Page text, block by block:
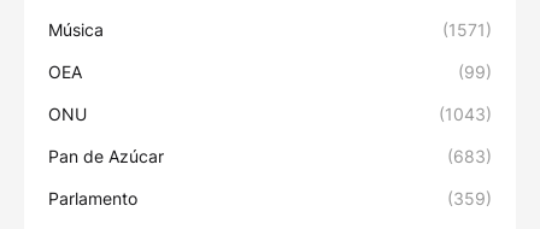
Música (1571)
OEA (99)
ONU (1043)
Pan de Azúcar (683)
Parlamento (359)